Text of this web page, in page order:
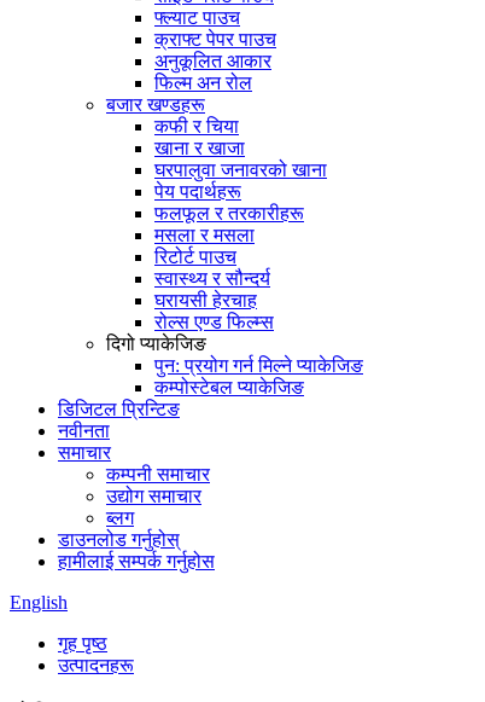
फ्ल्याट पाउच
क्राफ्ट पेपर पाउच
अनुकूलित आकार
फिल्म अन रोल
बजार खण्डहरू
कफी र चिया
खाना र खाजा
घरपालुवा जनावरको खाना
पेय पदार्थहरू
फलफूल र तरकारीहरू
मसला र मसला
रिटोर्ट पाउच
स्वास्थ्य र सौन्दर्य
घरायसी हेरचाह
रोल्स एण्ड फिल्म्स
दिगो प्याकेजिङ
पुन: प्रयोग गर्न मिल्ने प्याकेजिङ
कम्पोस्टेबल प्याकेजिङ
डिजिटल प्रिन्टिङ
नवीनता
समाचार
कम्पनी समाचार
उद्योग समाचार
ब्लग
डाउनलोड गर्नुहोस्
हामीलाई सम्पर्क गर्नुहोस
English
गृह पृष्ठ
उत्पादनहरू